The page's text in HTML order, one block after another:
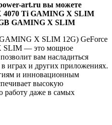
art.ru вы можете
4070 Ti GAMING X SLIM
GAMING X SLIM
X SLIM 12G) GeForce
SLIM — это мощное
вам насладиться
играх и других приложениях.
и инновационным
высокую
работу даже в самых